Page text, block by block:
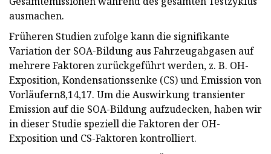
ausmachen.
Früheren Studien zufolge kann die signifikante
Variation der SOA-Bildung aus Fahrzeugabgasen auf
mehrere Faktoren zurückgeführt werden, z. B. OH-
Exposition, Kondensationssenke (CS) und Emission von
Vorläufern8,14,17. Um die Auswirkung transienter
Emission auf die SOA-Bildung aufzudecken, haben wir
in dieser Studie speziell die Faktoren der OH-
Exposition und CS-Faktoren kontrolliert.